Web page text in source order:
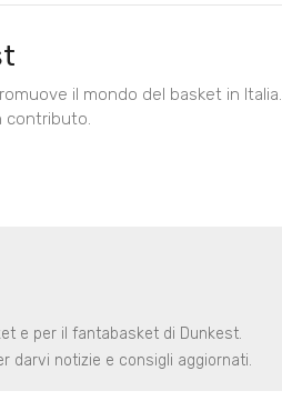
il mondo del basket in Italia.
contributo.
e per il fantabasket di Dunkest.
darvi notizie e consigli aggiornati.